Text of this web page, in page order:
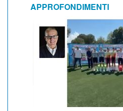
APPROFONDIMENTI